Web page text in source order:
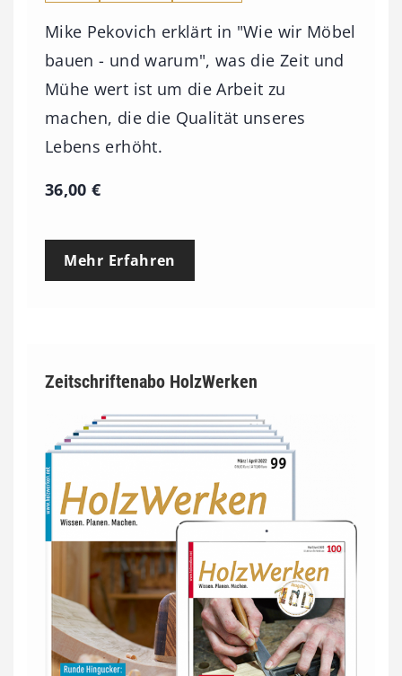
Mike Pekovich erklärt in "Wie wir Möbel
bauen - und warum", was die Zeit und
Mühe wert ist um die Arbeit zu
machen, die die Qualität unseres
Lebens erhöht.
36,00€
Mehr Erfahren
Zeitschriftenabo HolzWerken